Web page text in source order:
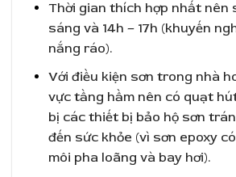
Thời gian thích hợp nhất nên
sáng và 14h – 17h (khuyến
nắng ráo).
Với điều kiện sơn trong nhà
vực tầng hầm nên có quạt
bị các thiết bị bảo hộ sơn
đến sức khỏe (vì sơn epoxy
môi pha loãng và bay hơi).